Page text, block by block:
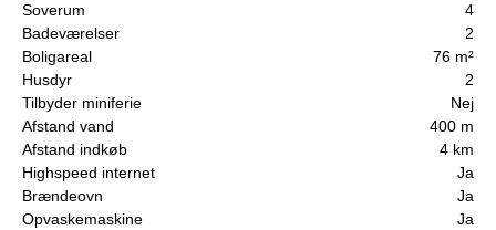
Soverum
4
Badeværelser
2
Boligareal
76 m²
Husdyr
2
Tilbyder miniferie
Nej
Afstand vand
400 m
Afstand indkøb
4 km
Highspeed internet
Ja
Brændeovn
Ja
Opvaskemaskine
Ja